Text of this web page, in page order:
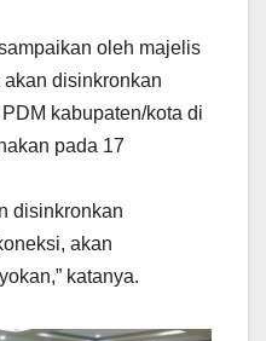
oleh majelis
disinkronkan
kabupaten/kota di
pada 17
disinkronkan
akan
katanya.